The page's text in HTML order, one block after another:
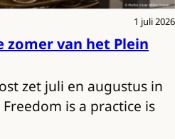
1 juli 2026
van het Plein
zet juli en augustus in
is a practice is